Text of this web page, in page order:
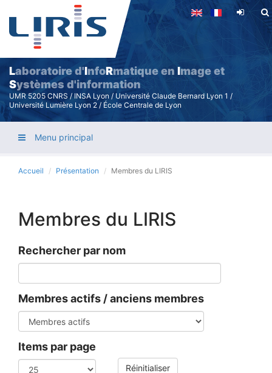
Aller
principal
Laboratoire d'InfoRmatique en Image et
Systèmes d'information
UMR 5205 CNRS / INSA Lyon / Université Claude Bernard Lyon 1 /
Université Lumière Lyon 2 / École Centrale de Lyon
Menu principal
Accueil Présentation Membres du LIRIS
Membres du LIRIS
Rechercher par nom
Membres actifs / anciens membres
Items par page
Réinitialiser